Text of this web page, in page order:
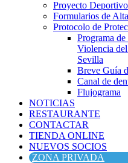
Proyecto
Formularios de
Protocolo de
Programa
Violencia
Sevilla
Breve Guía
Canal de
Flujograma
NOTICIAS
RESTAURANTE
CONTACTAR
TIENDA ONLINE
NUEVOS SOCIOS
ZONA PRIVADA